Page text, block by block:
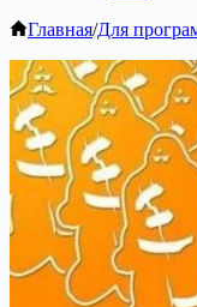
Главная/Для